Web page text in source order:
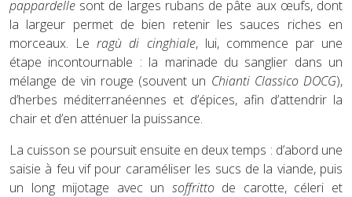
pappardelle sont de larges rubans de pâte aux œufs, dont
la largeur permet de bien retenir les sauces riches en
morceaux. Leragù di cinghiale, lui, commence par une
étape incontournable : la marinade du sanglier dans un
mélange de vin rouge (souvent un Chianti Classico DOCG),
d’herbes méditerranéennes et d’épices, afin d’attendrir la
chair et d’en atténuer la puissance.
La cuisson se poursuit ensuite en deux temps : d’abord une
saisie à feu vif pour caraméliser les sucs de la viande, puis
un long mijotage avec un soffrittode carotte, céleri et